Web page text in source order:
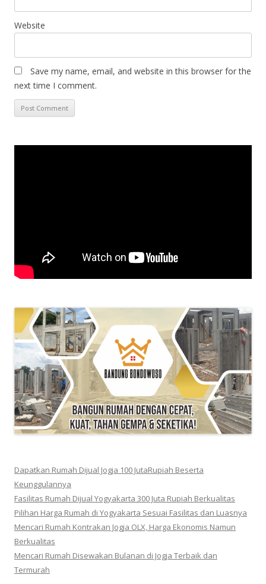
Website
Save my name, email, and website in this browser for the
next time I comment.
Dapatkan Rumah Dijual Jogja 100 JutaRupiah Beserta
Keunggulannya
Fasilitas Rumah Dijual Yogyakarta 300 Juta Rupiah Berkualitas
Pilihan Harga Rumah di Yogyakarta Sesuai Fasilitas dan Luasnya
Mencari Rumah Kontrakan Jogja OLX, Harga Ekonomis Namun
Berkualitas
Mencari Rumah Disewakan Bulanan di Jogja Terbaik dan
Termurah